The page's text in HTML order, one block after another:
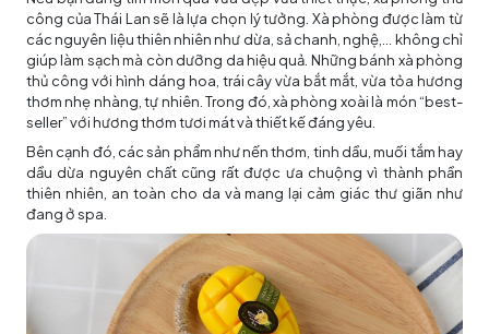
công của Thái Lan sẽ là lựa chọn lý tưởng. Xà phòng được làm từ
các nguyên liệu thiên nhiên như dừa, sả chanh, nghệ,... không chỉ
giúp làm sạch mà còn dưỡng da hiệu quả. Những bánh xà phòng
thủ công với hình dáng hoa, trái cây vừa bắt mắt, vừa tỏa hương
thơm nhẹ nhàng, tự nhiên. Trong đó, xà phòng xoài là món “best-
seller” với hương thơm tươi mát và thiết kế đáng yêu.
Bên cạnh đó, các sản phẩm như nến thơm, tinh dầu, muối tắm hay
dầu dừa nguyên chất cũng rất được ưa chuộng vì thành phần
thiên nhiên, an toàn cho da và mang lại cảm giác thư giãn như
đang ở spa.